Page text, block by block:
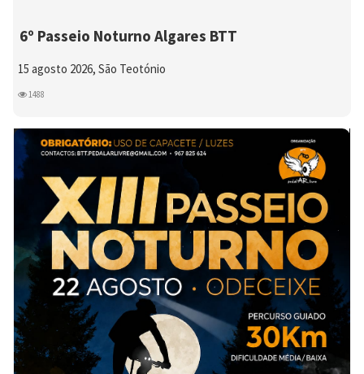
6º Passeio Noturno Algares BTT
15 agosto 2026, São Teotónio
1488